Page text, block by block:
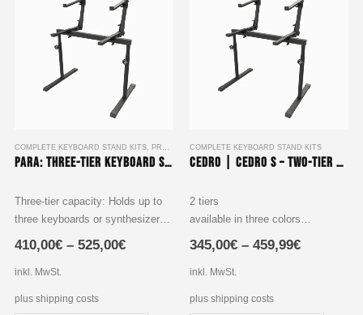
Produktseite
Produktseite
COMPLETE KEYBOARD STAND KITS, PRODUCTS
Para: Three-Tier Keyboard Stand Set
Three-tier capacity: Holds up to
three keyboards or synthesizers,
versatile setups.
High-quality materials:
coated steel for durability and
410,00€– 525,00€
inkl. MwSt.
plus shipping costs
COMPLETE KEYBOARD STAND KITS
Cedro | Cedro S – Two-Tier Keyboard Stand Set
2 tiers
available in three colors
tilt angle for 2nd and level
adjustable in 8 steps
expandable
345,00€ – 459,99€
inkl. MwSt.
plus shipping costs